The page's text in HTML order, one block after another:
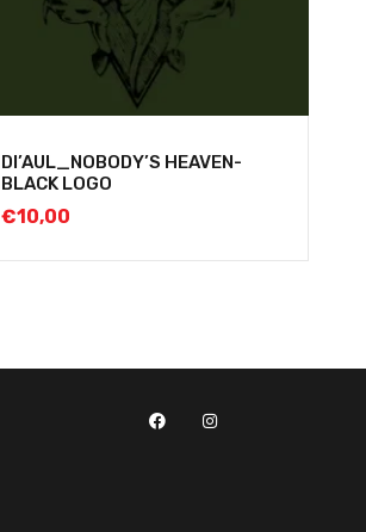
DI’AUL_NOBODY’S HEAVEN-
BLACK LOGO
€10,00